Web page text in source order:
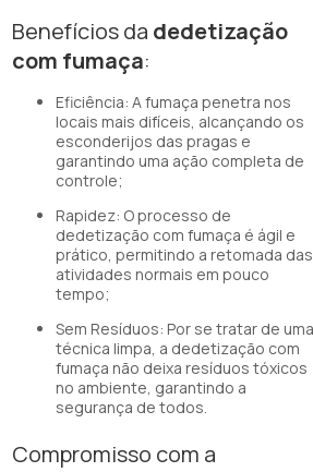
Benefícios da dedetização
com fumaça:
Eficiência: A fumaça penetra nos
locais mais difíceis, alcançando os
esconderijos das pragas e
garantindo uma ação completa de
controle;
Rapidez: O processo de
dedetização com fumaça é ágil e
prático, permitindo a retomada das
atividades normais em pouco
tempo;
Sem Resíduos: Por se tratar de uma
técnica limpa, a dedetização com
fumaça não deixa resíduos tóxicos
no ambiente, garantindo a
segurança de todos.
Compromisso com a